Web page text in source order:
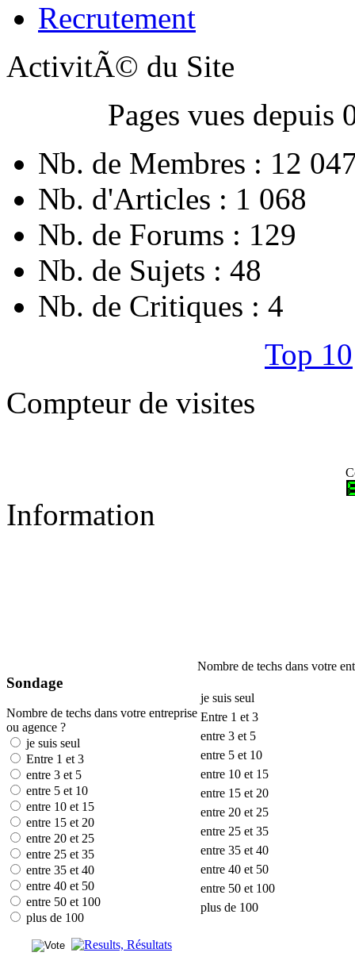
Recrutement
ActivitÃ© du Site
Pages vues
Nb. de Membres : 12
Nb. d'Articles : 1 068
Nb. de Forums : 129
Nb. de Sujets : 48
Nb. de Critiques : 4
Top 10
Compteur de visites
Information
Sondage
Nombre de techs dans votre entreprise
ou agence ?
je suis seul
Entre 1 et 3
entre 3 et 5
entre 5 et 10
entre 10 et 15
entre 15 et 20
entre 20 et 25
entre 25 et 35
entre 35 et 40
entre 40 et 50
entre 50 et 100
plus de 100
Nombre de techs dans votre
je suis seul
Entre 1 et 3
entre 3 et 5
entre 5 et 10
entre 10 et 15
entre 15 et 20
entre 20 et 25
entre 25 et 35
entre 35 et 40
entre 40 et 50
entre 50 et 100
plus de 100